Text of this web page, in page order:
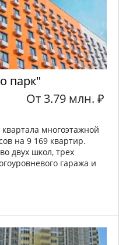
парк"
От 3.79 млн. ₽
многоэтажной
на 9 169 квартир.
двух школ, трех
гаража и